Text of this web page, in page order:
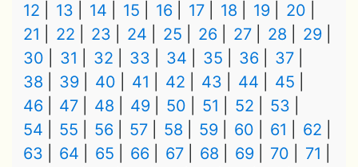
12
13 14 15 16 17 18 19
20
21
22 23 24 25 26 27 28
29
30
31 32 33 34 35 36
37
38
39 40 41 42 43 44
45
46
47 48 49 50 51 52
53
54
55 56 57 58 59 60 61
62
63
64 65 66 67 68 69 70
71